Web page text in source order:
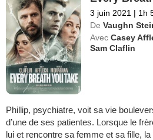
3 juin 2021 | 1h
De Vaughn
Avec Casey
Sam Claflin
Phillip, psychiatre, voit sa vie
d’une de ses patientes. Lorsque le
lui et rencontre sa femme et sa fille,